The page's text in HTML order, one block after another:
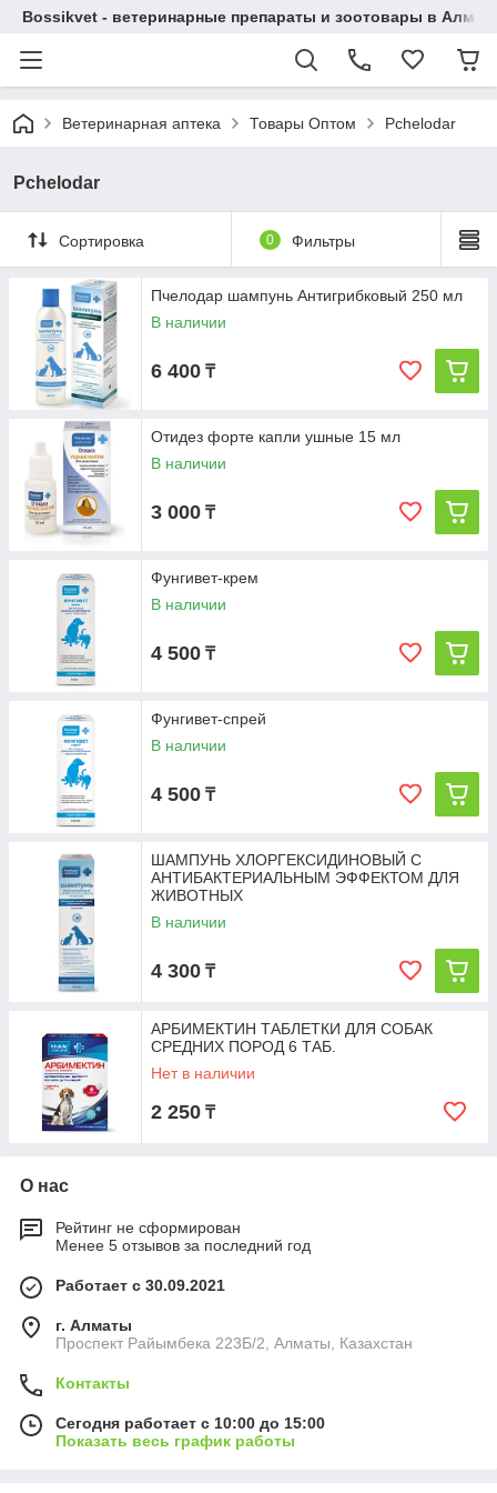
Bossikvet - ветеринарные препараты и зоотовары в
Ветеринарная аптека Товары Оптом Pchelodar
Pchelodar
Сортировка 0 Фильтры
Пчелодар шампунь Антигрибковый 250 мл
В наличии
6 400 ₸
Отидез форте капли ушные 15 мл
В наличии
3 000 ₸
Фунгивет-крем
В наличии
4 500 ₸
Фунгивет-спрей
В наличии
4 500 ₸
ШАМПУНЬ ХЛОРГЕКСИДИНОВЫЙ C
АНТИБАКТЕРИАЛЬНЫМ ЭФФЕКТОМ ДЛЯ
ЖИВОТНЫХ
В наличии
4 300 ₸
АРБИМЕКТИН ТАБЛЕТКИ ДЛЯ СОБАК
СРЕДНИХ ПОРОД 6 ТАБ.
Нет в наличии
2 250 ₸
О нас
Рейтинг не сформирован
Менее 5 отзывов за последний год
Работает с 30.09.2021
г. Алматы
Проспект Райымбека 223Б/2, Алматы, Казахстан
Контакты
Сегодня работает с 10:00 до 15:00
Показать весь график работы